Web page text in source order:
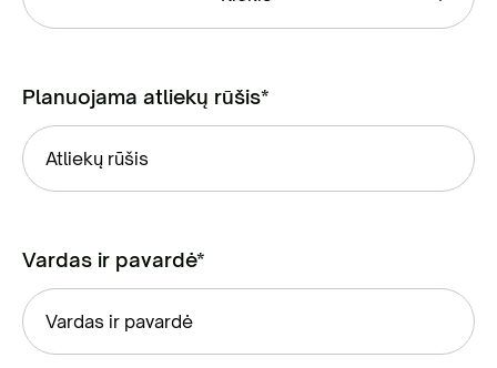
Planuojama atliekų rūšis*
Vardas ir pavardė*